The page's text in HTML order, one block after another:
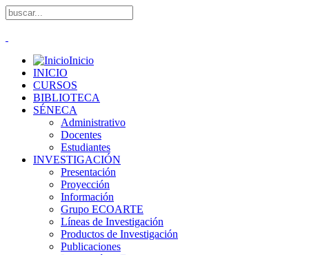
Inicio
INICIO
CURSOS
BIBLIOTECA
SÉNECA
Administrativo
Docentes
Estudiantes
INVESTIGACIÓN
Presentación
Proyección
Información
Grupo ECOARTE
Líneas de Investigación
Productos de Investigación
Publicaciones